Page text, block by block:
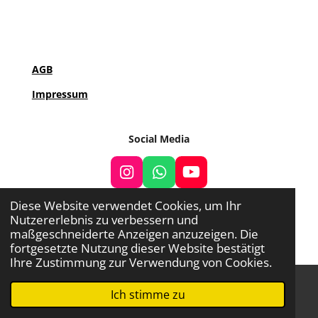
Diese Website verwendet Cookies, um Ihr
Nutzererlebnis zu verbessern und
maßgeschneiderte Anzeigen anzuzeigen. Die
fortgesetzte Nutzung dieser Website bestätigt
Ihre Zustimmung zur Verwendung von Cookies.
Ich stimme zu
AGB
Impressum
Social Media
I
n
s
t
a
g
r
a
m
W
h
a
t
s
A
p
p
Y
o
u
T
u
b
e
© 2022 - 2026 TCG Galaxy
Telefon